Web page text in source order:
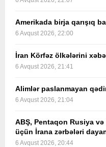
Amerikada birja qarışıq
6 Avqust 2026, 22:00
İran Körfəz ölkələrini
6 Avqust 2026, 21:41
Alimlər paslanmayan
6 Avqust 2026, 21:04
ABŞ, Pentaqon Rusiya və
üçün İrana zərbələri
6 Avqust 2026, 20:44